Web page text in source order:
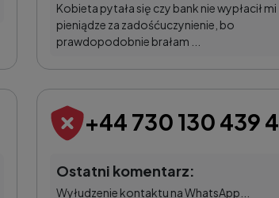
Kobieta pytała się czy bank nie wypłacił mi
pieniądze za zadośćuczynienie, bo
prawdopodobnie brałam ...
+44 730 130 439 4
Ostatni komentarz:
Wyłudzenie kontaktu na WhatsApp...